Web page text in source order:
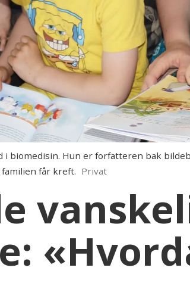
i biomedisin. Hun er forfatteren bak
får kreft. Privat